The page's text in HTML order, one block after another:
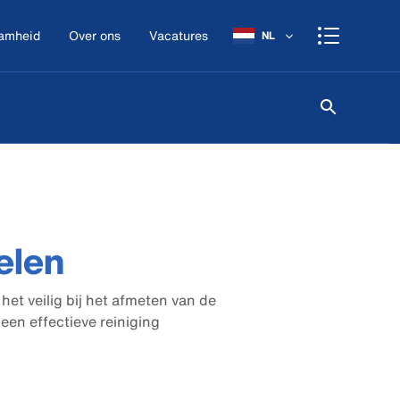
Over ons Vacatures NL
veilig bij het afmeten van de
effectieve reiniging